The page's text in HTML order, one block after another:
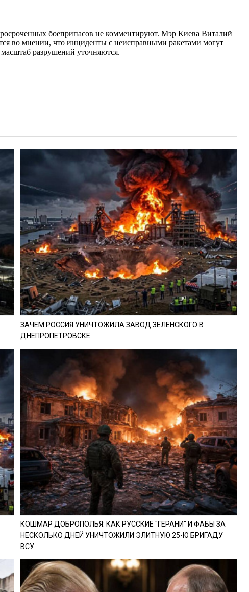
боеприпасов не комментируют. Мэр Киева Виталий
во мнении, что инциденты с неисправными ракетами могут
разрушений уточняются.
ЗАЧЕМ РОССИЯ УНИЧТОЖИЛА ЗАВОД ЗЕЛЕНСКОГО В
ДНЕПРОПЕТРОВСКЕ
КОШМАР ДОБРОПОЛЬЯ: КАК РУССКИЕ "ГЕРАНИ" И ФАБЫ ЗА
НЕСКОЛЬКО ДНЕЙ УНИЧТОЖИЛИ ЭЛИТНУЮ 25-Ю БРИГАДУ
ВСУ